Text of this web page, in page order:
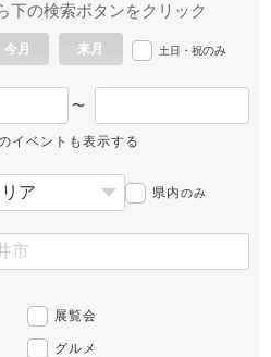
下の検索ボタンをクリック
今月 来月 土日・祝のみ
〜
イベントも表示する
県内のみ
展覧会
グルメ